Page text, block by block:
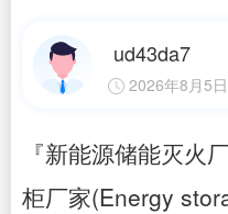
ud43da7
2026年8月5日
『新能源储能灭火
柜厂家(Energy